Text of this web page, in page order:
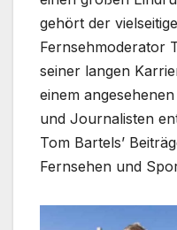
gehört der
Fernsehmoderator
seiner langen
einem
und Journalisten
Tom Bartels’
Fernsehen und